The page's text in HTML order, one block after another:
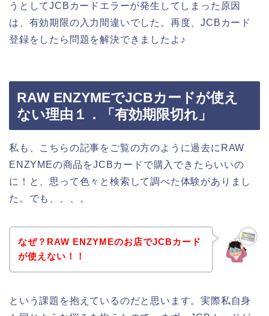
うとしてJCBカードエラーが発生してしまった原因
は、有効期限の入力間違いでした。再度、JCBカード
登録をしたら問題を解決できましたよ♪
RAW ENZYMEでJCBカードが使え
ない理由１．「有効期限切れ」
私も、こちらの記事をご覧の方のように過去にRAW
ENZYMEの商品をJCBカードで購入できたらいいの
に！と、思って色々と検索して調べた体験がありまし
た。でも、、、。
なぜ？RAW ENZYMEのお店でJCBカード
が使えない！！
という課題を抱えているのだと思います。実際私自身